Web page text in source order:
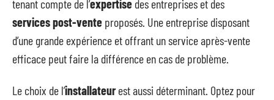
tenant compte de l’expertise des entreprises et des
services post-vente proposés. Une entreprise disposant
d’une grande expérience et offrant un service après-vente
efficace peut faire la différence en cas de problème.
Le choix de l’installateurest aussi déterminant. Optez pour